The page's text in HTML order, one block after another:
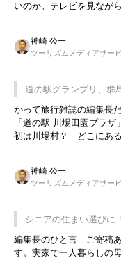
いのか。テレビを見なが
んてことは、冗談でもい
神崎 公一
ツーリズムメディアサー
道の駅グランプリ、群
かって旅行雑誌の編集長
「道の駅 川場田園プラ
初は川場村？ どこにあ
永井 彰一社長にインタ
した。プレゼンも巧みで
は、従業員に東京ディズ
の何かを理解してもらっ
プレミアムヨーグルトを
です。永井社長は、駐車
ことに目をつけ、高級商
事を懐かしく読みました。
神崎 公一
ツーリズムメディアサー
シニアの住まい選び
暮らし
編集長のひと言 ご寄稿
す。実家で一人暮らしの